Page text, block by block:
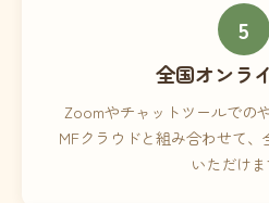
5
全国オンラ
Zoomやチャットツールでの
MFクラウドと組み合わせて
いただけま